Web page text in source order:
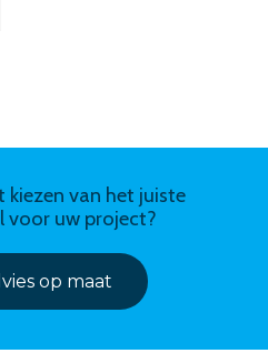
kiezen van het juiste
voor uw project?
op maat